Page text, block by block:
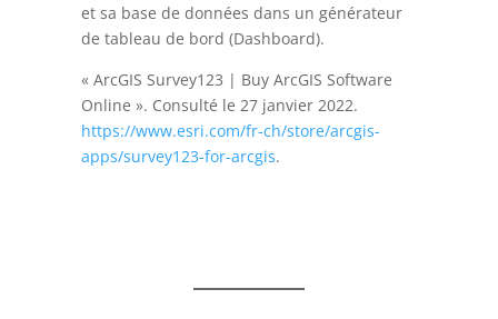
et sa base de données dans un générateur
de tableau de bord (Dashboard).
« ArcGIS Survey123 | Buy ArcGIS Software
Online ». Consulté le 27 janvier 2022.
https://www.esri.com/fr-ch/store/arcgis-
apps/survey123-for-arcgis.